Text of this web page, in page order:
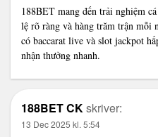
188BET mang đến trải nghiệm
lệ rõ ràng và hàng trăm trận mỗi
có baccarat live và slot jackpot
nhận thưởng nhanh.
188BET CKskriver:
13 Dec 2025 kl. 5:54